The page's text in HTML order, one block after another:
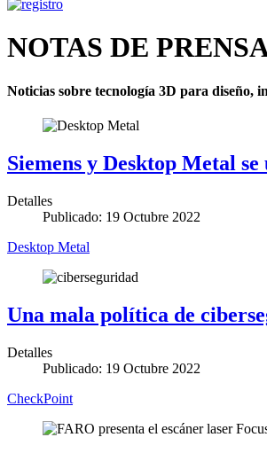
NOTAS DE
Noticias sobre tecnología 3D para diseño,
Siemens y Desktop Metal
Detalles
Publicado: 19 Octubre 2022
Desktop Metal
Una mala política de
Detalles
Publicado: 19 Octubre 2022
CheckPoint